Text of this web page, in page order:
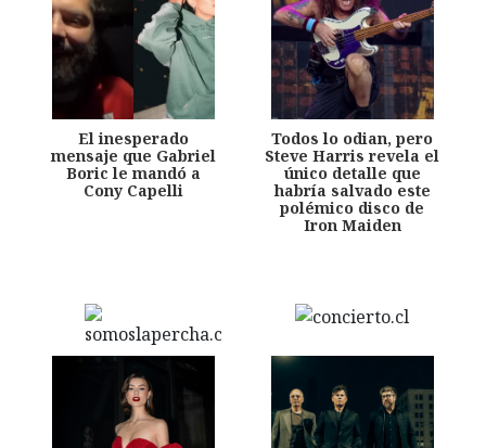
El inesperado
mensaje que Gabriel
Boric le mandó a
Cony Capelli
Todos lo odian, pero
Steve Harris revela el
único detalle que
habría salvado este
polémico disco de
Iron Maiden